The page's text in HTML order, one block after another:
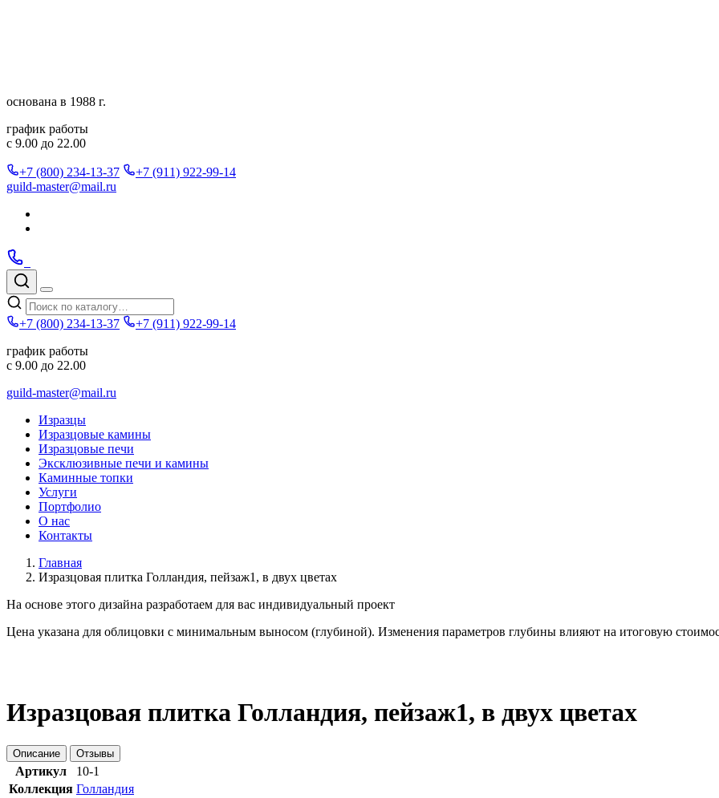
основана в 1988 г.
график работы
с 9.00 до 22.00
+7 (800) 234-13-37
+7 (911) 922-99-14
guild-master@mail.ru
Позвонить
Поиск
по
каталогу
Меню
+7 (800) 234-13-37
+7 (911) 922-99-14
график работы
с 9.00 до 22.00
guild-master@mail.ru
Изразцы
Изразцовые камины
Изразцовые печи
Эксклюзивные печи и камины
Каминные топки
Услуги
Портфолио
О нас
Контакты
Главная
Изразцовая плитка Голландия, пейзаж1, в двух цветах
На основе этого дизайна разработаем для вас индивидуальный проект
Цена указана для облицовки с минимальным выносом (глубиной). Изменения параметров глубины влияют на итоговую
Изразцовая плитка Голландия, пейзаж1, в двух цветах
Описание Отзывы
Артикул
10-1
Коллекция Голландия